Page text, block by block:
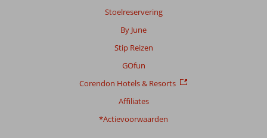
Stoelreservering
By June
Stip Reizen
GOfun
Corendon Hotels & Resorts
Affiliates
*Actievoorwaarden